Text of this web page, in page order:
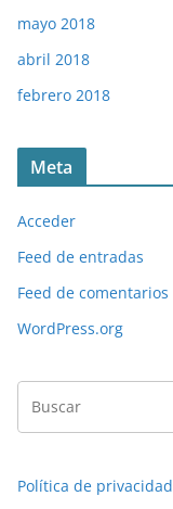
mayo 2018
abril 2018
febrero 2018
Meta
Acceder
Feed de entradas
Feed de comentarios
WordPress.org
Política de privacidad